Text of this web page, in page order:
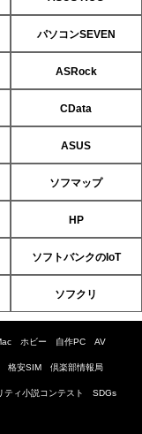
パソコンSEVEN
ASRock
CData
ASUS
ソフマップ
HP
ソフトバンクのIoT
ソフクリ
ホビー 自作PC AV
格安SIM 倶楽部情報局
ティ小説コンテスト SDGs